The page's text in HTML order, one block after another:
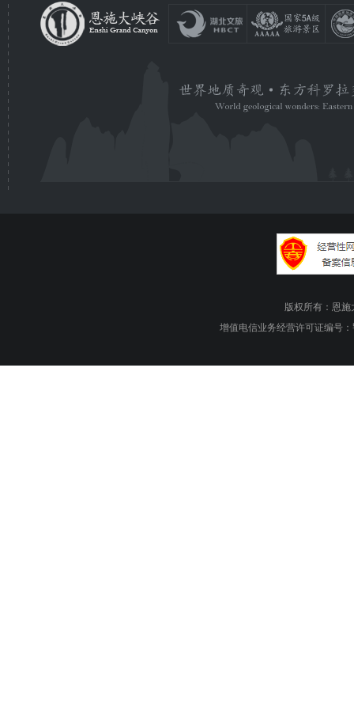
版权所有：恩施
增值电信业务经营许可证编号：